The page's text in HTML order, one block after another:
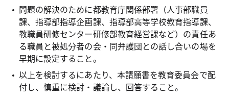
問題の解決のために都教育庁関係部署（人事部職員
課、指導部指導企画課、指導部高等学校教育指導課、
教職員研修センター研修部教育経営課など）の責任あ
る職員と被処分者の会・同弁護団との話し合いの場を
早期に設定すること。
以上を検討するにあたり、本請願書を教育委員会で配
付し、慎重に検討・議論し、回答すること。